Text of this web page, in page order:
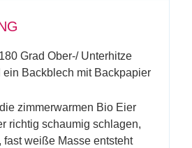
Grad Ober-/ Unterhitze
ein Backblech mit Backpapier
die zimmerwarmen Bio Eier
richtig schaumig schlagen,
fast weiße Masse entsteht